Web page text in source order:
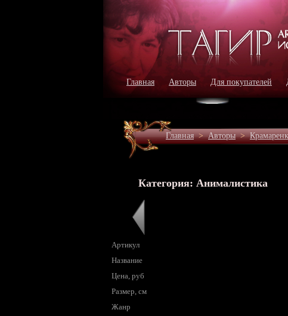
Главная Авторы Для покупателей
Главная>Авторы>
Категория: Анималистика
Артикул
Название
Цена, руб
Размер, см
Жанр